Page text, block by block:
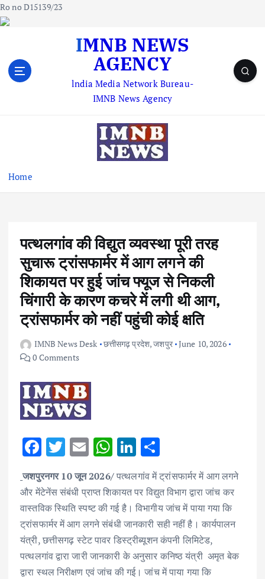
Ro no D15139/23
IMNB NEWS
AGENCY
lndia Media Network Bureau-
IMNB News Agency
Home
पत्थलगांव की विद्युत व्यवस्था पूरी तरह
सुचारू ट्रांसफार्मर में आग लगने की
शिकायत पर हुई जांच फ्यूज से निकली
चिंगारी के कारण कचरे में लगी थी आग,
ट्रांसफार्मर को नहीं पहुंची कोई क्षति
IMNB News Desk छत्तीसगढ़ प्रदेश,जशपुर June 10, 2026
0 Comments
F
e
b
o
o
k
T
it
te
r
E
ai
l
W
at
s
A
p
p
Li
n
k
e
dI
n
h
ar
e
जशपुरनगर 10 जून 2026/पत्थलगांव में ट्रांसफार्मर में आग लगने
और मेंटेनेंस संबंधी प्राप्त शिकायत पर विद्युत विभाग द्वारा जांच कर
वास्तविक स्थिति स्पष्ट की गई है। विभागीय जांच में पाया गया कि
ट्रांसफार्मर में आग लगने संबंधी जानकारी सही नहीं है। कार्यपालन
यंत्री, छत्तीसगढ़ स्टेट पावर डिस्ट्रीब्यूशन कंपनी लिमिटेड,
पत्थलगांव द्वारा जारी जानकारी के अनुसार कनिष्ठ यंत्री अमृत बेक
द्वारा स्थल निरीक्षण एवं जांच की गई। जांच में पाया गया कि